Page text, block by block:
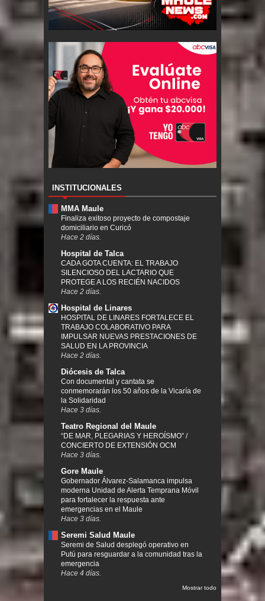
INSTITUCIONALES
MMA Maule
Finaliza exitoso proyecto de compostaje
domiciliario en Curicó
Hace 2 días.
Hospital de Talca
CADA GOTA CUENTA: EL TRABAJO
SILENCIOSO DEL LACTARIO QUE
PROTEGE A LOS RECIÉN NACIDOS
Hace 2 días.
Hospital de Linares
HOSPITAL DE LINARES FORTALECE EL
TRABAJO COLABORATIVO PARA
IMPULSAR NUEVAS PRESTACIONES DE
SALUD EN LA PROVINCIA
Hace 2 días.
Diócesis de Talca
Con documental y cantata se
conmemorarán los 50 años de la Vicaría de
la Solidaridad
Hace 3 días.
Teatro Regional del Maule
“DE MAR, PLEGARIAS Y HEROÍSMO” /
CONCIERTO DE EXTENSIÓN OCM
Hace 3 días.
Gore Maule
Gobernador Álvarez-Salamanca impulsa
moderna Unidad de Alerta Temprana Móvil
para fortalecer la respuesta ante
emergencias en el Maule
Hace 3 días.
Seremi Salud Maule
Seremi de Salud desplegó operativo en
Putú para resguardar a la comunidad tras la
emergencia
Hace 4 días.
Mostrar todo